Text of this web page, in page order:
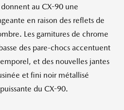
au CX-90 une
en raison des reflets de
Les garnitures de chrome
des pare-chocs accentuent
et des nouvelles jantes
et fini noir métallisé
du CX-90.